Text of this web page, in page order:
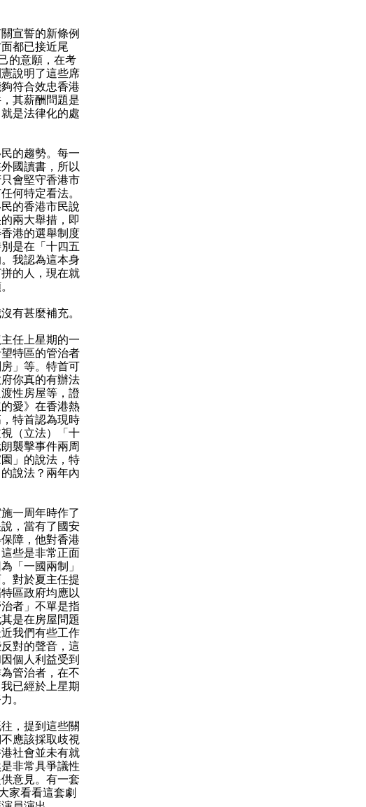
宣誓的新條例
都已接近尾
的意願，在考
說明了這些席
符合效忠香港
其薪酬問題是
是法律化的處
的趨勢。每一
國讀書，所以
會堅守香港市
何特定看法。
的香港市民說
兩大舉措，即
港的選舉制度
是在「十四五
我認為這本身
的人，現在就
有甚麼補充。
任上星期的一
特區的管治者
」等。特首可
你真的有辦法
性房屋等，證
愛》在香港熱
特首認為現時
（立法）「十
襲擊事件兩周
」的說法，特
說法？兩年內
一周年時作了
，當有了國安
障，他對香港
些是非常正面
「一國兩制」
對於夏主任提
區政府均應以
者」不單是指
是在房屋問題
我們有些工作
對的聲音，這
個人利益受到
管治者，在不
已經於上星期
。
，提到這些關
應該採取歧視
社會並未有就
非常具爭議性
意見。有一套
家看看這套劇